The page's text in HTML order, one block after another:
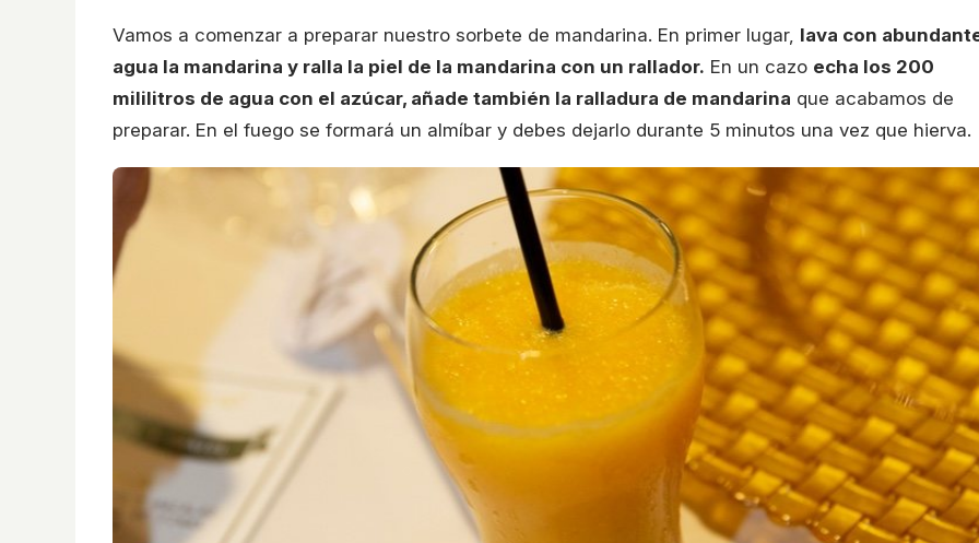
Vamos a comenzar a preparar nuestro sorbete de mandarina. En primer lugar, lava con
agua la mandarina y ralla la piel de la mandarina con un rallador. En un cazo echa los 200
mililitros de agua con el azúcar, añade también la ralladura de mandarina que acabamos de
preparar. En el fuego se formará un almíbar y debes dejarlo durante 5 minutos una vez que hierva.